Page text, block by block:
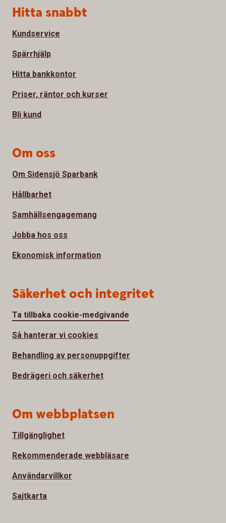
Sidfot
Hitta snabbt
Kundservice
Spärrhjälp
Hitta bankkontor
Priser, räntor och kurser
Bli kund
Om oss
Om Sidensjö Sparbank
Hållbarhet
Samhällsengagemang
Jobba hos oss
Ekonomisk information
Säkerhet och integritet
Ta tillbaka cookie-medgivande
Så hanterar vi cookies
Behandling av personuppgifter
Bedrägeri och säkerhet
Om webbplatsen
Tillgänglighet
Rekommenderade webbläsare
Användarvillkor
Sajtkarta